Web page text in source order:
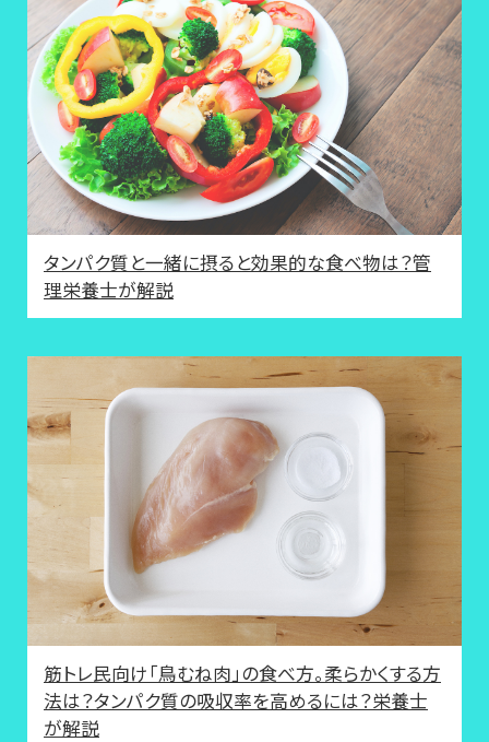
タンパク質と一緒に摂ると効果的な食べ物は？管
理栄養士が解説
筋トレ民向け「鳥むね肉」の食べ方。柔らかくする方
法は？タンパク質の吸収率を高めるには？栄養士
が解説